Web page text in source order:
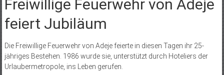
Freiwillige Feuerwehr von Adeje
feiert Jubiläum
Die Freiwillige Feuerwehr von Adeje feierte in diesen Tagen ihr 25-
jähriges Bestehen. 1986 wurde sie, unterstützt durch Hoteliers der
Urlaubermetropole, ins Leben gerufen.